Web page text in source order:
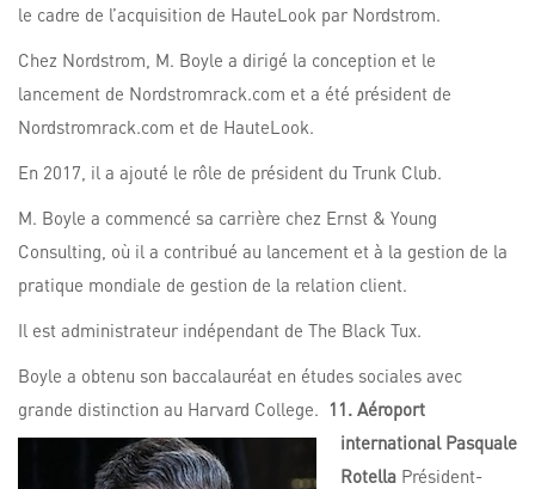
le cadre de l’acquisition de HauteLook par Nordstrom.
Chez Nordstrom, M. Boyle a dirigé la conception et le
lancement de Nordstromrack.com et a été président de
Nordstromrack.com et de HauteLook.
En 2017, il a ajouté le rôle de président du Trunk Club.
M. Boyle a commencé sa carrière chez Ernst & Young
Consulting, où il a contribué au lancement et à la gestion de la
pratique mondiale de gestion de la relation client.
Il est administrateur indépendant de The Black Tux.
Boyle a obtenu son baccalauréat en études sociales avec
grande distinction au Harvard College. 11. Aéroport
international Pasquale
Rotella Président-